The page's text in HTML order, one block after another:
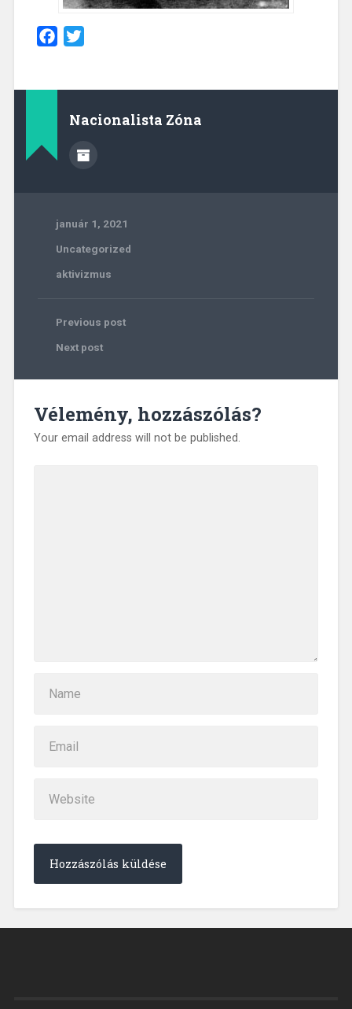
Facebook
Nacionalista Zóna
január 1, 2021
Uncategorized
aktivizmus
Previous post
Next post
Vélemény, hozzászólás?
Your email address will not be published.